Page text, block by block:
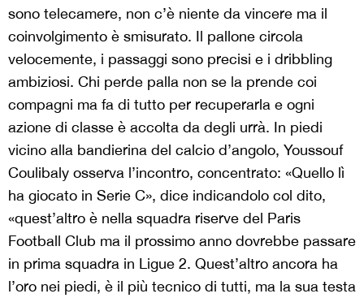
sono telecamere, non c’è niente da vincere ma il
coinvolgimento è smisurato. Il pallone circola
velocemente, i passaggi sono precisi e i dribbling
ambiziosi. Chi perde palla non se la prende coi
compagni ma fa di tutto per recuperarla e ogni
azione di classe è accolta da degli urrà. In piedi
vicino alla bandierina del calcio d’angolo, Youssouf
Coulibaly osserva l’incontro, concentrato: «Quello lì
ha giocato in Serie C», dice indicandolo col dito,
«quest’altro è nella squadra riserve del Paris
Football Club ma il prossimo anno dovrebbe passare
in prima squadra in Ligue 2. Quest’altro ancora ha
l’oro nei piedi, è il più tecnico di tutti, ma la sua testa